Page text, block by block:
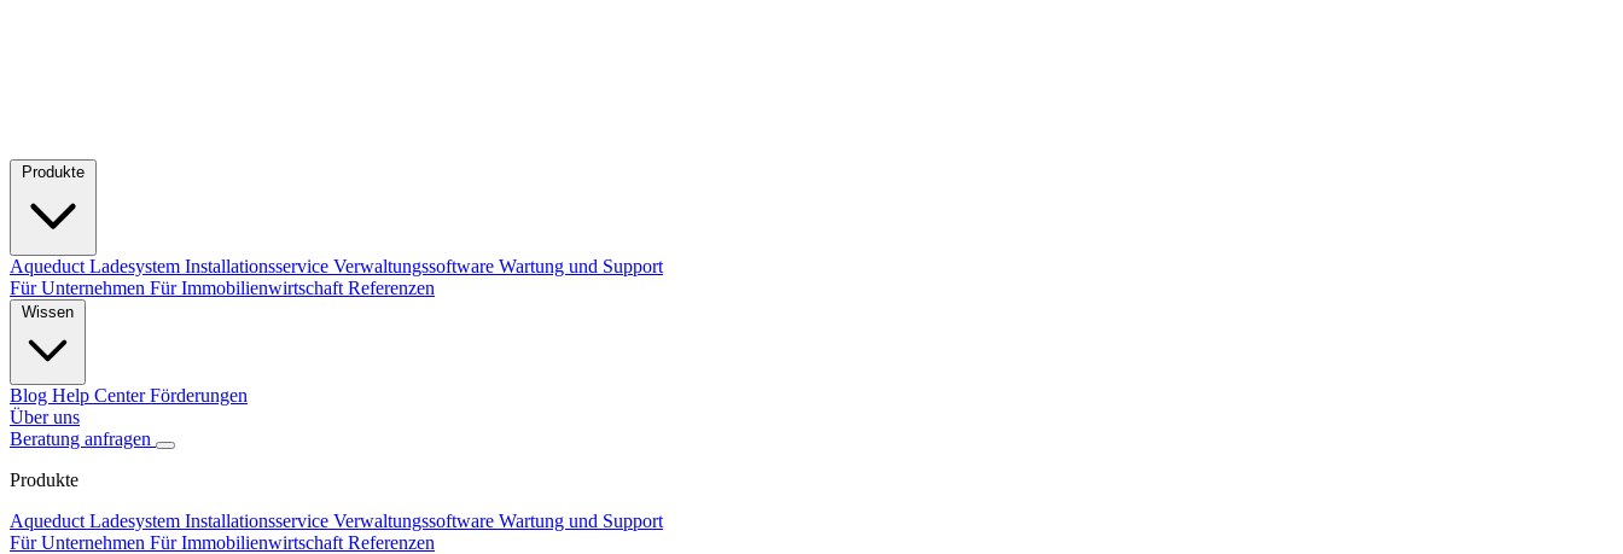
Aqueduct Ladesystem Installationsservice Verwaltungssoftware Wartung und Support
Für Unternehmen Für Immobilienwirtschaft Referenzen
Blog Help CenterFörderungen
Über uns
Beratung anfragen
Produkte
Aqueduct Ladesystem Installationsservice Verwaltungssoftware Wartung und Support
Für Unternehmen Für Immobilienwirtschaft Referenzen